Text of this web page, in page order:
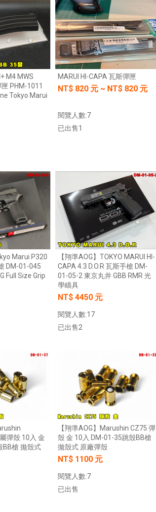
M4 MWS
PHM-1011
Tokyo Marui
MARUI HI-CAPA 瓦斯彈匣
NT$ 820 元 ~ NT$ 820 元
閱覽人數:7
已出售1
Marui P320
DM-01-045
Full Size Grip
【翔準AOG】TOKYO MARUI HI-
CAPA 4.3 D.O.R 瓦斯手槍 DM-
01-05-2 東京丸井 GBB RMR 光
學瞄具
NT$ 4450 元
閱覽人數:17
已出售2
彈殼 10入 金
BB槍 拋殼式
【翔準AOG】Marushin CZ75 彈
殼 金 10入 DM-01-35跳殼BB槍
拋殼式 原廠彈殼
NT$ 1100 元
閱覽人數:7
已出售